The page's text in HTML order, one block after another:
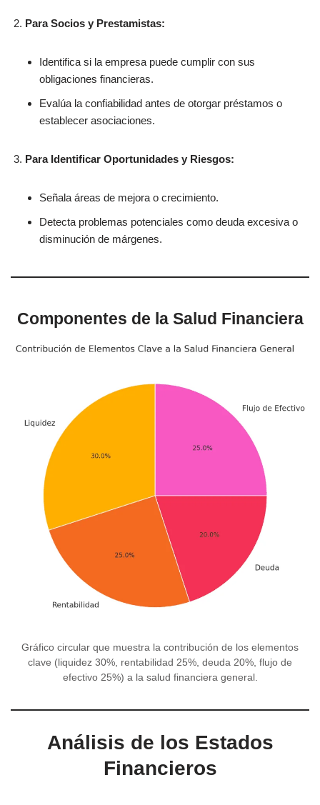
Para Socios y Prestamistas:
Identifica si la empresa puede cumplir con sus
obligaciones financieras.
Evalúa la confiabilidad antes de otorgar préstamos o
establecer asociaciones.
Para Identificar Oportunidades y Riesgos:
Señala áreas de mejora o crecimiento.
Detecta problemas potenciales como deuda excesiva o
disminución de márgenes.
Componentes de la Salud Financiera
Gráfico circular que muestra la contribución de los elementos
clave (liquidez 30%, rentabilidad 25%, deuda 20%, flujo de
efectivo 25%) a la salud financiera general.
Análisis de los Estados
Financieros